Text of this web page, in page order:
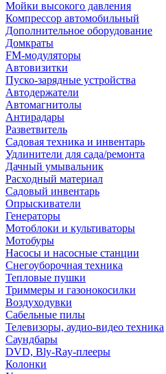
Мойки высокого давления
Компрессор автомобильный
Дополнительное оборудование
Домкраты
FM-модуляторы
Автовизитки
Пуско-зарядные устройства
Автодержатели
Автомагнитолы
Антирадары
Разветвитель
Садовая техника и инвентарь
Удлинители для сада/ремонта
Дачный умывальник
Расходный материал
Садовый инвентарь
Опрыскиватели
Генераторы
Мотоблоки и культиваторы
Мотобуры
Насосы и насосные станции
Снегоуборочная техника
Тепловые пушки
Триммеры и газонокосилки
Воздуходувки
Сабельные пилы
Телевизоры, аудио-видео техника
Саундбары
DVD, Bly-Ray-плееры
Колонки